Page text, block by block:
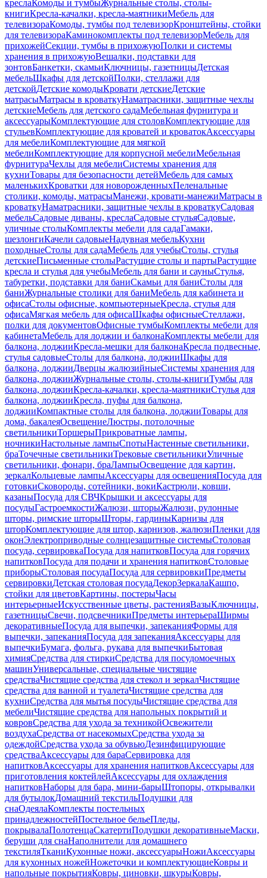
креслаКомоды и тумбыЖурнальные столы, столы-
книгиКресла-качалки, кресла-маятникиМебель для
телевизораКомоды, тумбы под телевизорКронштейны, стойки
для телевизораКаминокомплекты под телевизорМебель для
прихожейСекции, тумбы в прихожуюПолки и системы
хранения в прихожуюВешалки, подставки для
зонтовБанкетки, скамьиКлючницы, газетницыДетская
мебельШкафы для детскойПолки, стеллажи для
детскойДетские комодыКровати детскиеДетские
матрасыМатрасы в кроваткуНаматрасники, защитные чехлы
детскиеМебель для детского садаМебельная фурнитура и
аксессуарыКомплектующие для столовКомплектующие для
стульевКомплектующие для кроватей и кроватокАксессуары
для мебелиКомплектующие для мягкой
мебелиКомплектующие для корпусной мебелиМебельная
фурнитураЧехлы для мебелиСистемы хранения для
кухниТовары для безопасности детейМебель для самых
маленькихКроватки для новорожденныхПеленальные
столики, комоды, матрасыМанежи, кровати-манежиМатрасы в
кроваткуНаматрасники, защитные чехлы в кроваткуСадовая
мебельСадовые диваны, креслаСадовые стульяСадовые,
уличные столыКомплекты мебели для садаГамаки,
шезлонгиКачели садовыеНадувная мебельКухни
походныеСтолы для садаМебель для учебыСтолы, стулья
детскиеПисьменные столыРастущие столы и партыРастущие
кресла и стулья для учебыМебель для бани и сауныСтулья,
табуретки, подставки для баниСкамьи для баниСтолы для
баниЖурнальные столики для баниМебель для кабинета и
офисаСтолы офисные, компьютерныеКресла, стулья для
офисаМягкая мебель для офисаШкафы офисныеСтеллажи,
полки для документовОфисные тумбыКомплекты мебели для
кабинетаМебель для лоджии и балконаКомплекты мебели для
балкона, лоджииКресла-мешки для балконаКресла подвесные,
стулья садовыеСтолы для балкона, лоджииШкафы для
балкона, лоджииДверцы жалюзийныеСистемы хранения для
балкона, лоджииЖурнальные столы, столы-книгиТумбы для
балкона, лоджииКресла-качалки, кресла-маятникиСтулья для
балкона, лоджииКресла, пуфы для балкона,
лоджииКомпактные столы для балкона, лоджииТовары для
дома, бакалеяОсвещениеЛюстры, потолочные
светильникиТоршерыПрикроватные лампы,
ночникиНастольные лампыСпотыНастенные светильники,
браТочечные светильникиТрековые светильникиУличные
светильники, фонари, браЛампыОсвещение для картин,
зеркалКольцевые лампыАксессуары для освещенияПосуда для
готовкиСковороды, сотейники, вокиКастрюли, ковши,
казаныПосуда для СВЧКрышки и аксессуары для
посудыГастроемкостиЖалюзи, шторыЖалюзи, рулонные
шторы, римские шторыШторы, гардиныКарнизы для
шторКомплектующие для штор, карнизов, жалюзиПленки для
оконЭлектроприводные солнцезащитные системыСтоловая
посуда, сервировкаПосуда для напитковПосуда для горячих
напитковПосуда для подачи и хранения напитковСтоловые
приборыСтоловая посудаПосуда для сервировкиПредметы
сервировкиДетская столовая посудаДекорЗеркалаКашпо,
стойки для цветовКартины, постерыЧасы
интерьерныеИскусственные цветы, растенияВазыКлючницы,
газетницыСвечи, подсвечникиПредметы интерьераШирмы
декоративныеПосуда для выпечки, запеканияФормы для
выпечки, запеканияПосуда для запеканияАксессуары для
выпечкиБумага, фольга, рукава для выпечкиБытовая
химияСредства для стиркиСредства для посудомоечных
машинУниверсальные, специальные чистящие
средстваЧистящие средства для стекол и зеркалЧистящие
средства для ванной и туалетаЧистящие средства для
кухниСредства для мытья посудыЧистящие средства для
мебелиЧистящие средства для напольных покрытий и
ковровСредства для ухода за техникойОсвежители
воздухаСредства от насекомыхСредства ухода за
одеждойСредства ухода за обувьюДезинфицирующие
средстваАксессуары для бараСервировка для
напитковАксессуары для хранения напитковАксессуары для
приготовления коктейлейАксессуары для охлаждения
напитковНаборы для бара, мини-барыШтопоры, открывалки
для бутылокДомашний текстильПодушки для
снаОдеялаКомплекты постельных
принадлежностейПостельное бельеПледы,
покрывалаПолотенцаСкатертиПодушки декоративныеМаски,
беруши для снаНаполнители для домашнего
текстиляТканиКухонные ножи, аксессуарыНожиАксессуары
для кухонных ножейНожеточки и комплектующиеКовры и
напольные покрытияКовры, циновки, шкурыКовры,